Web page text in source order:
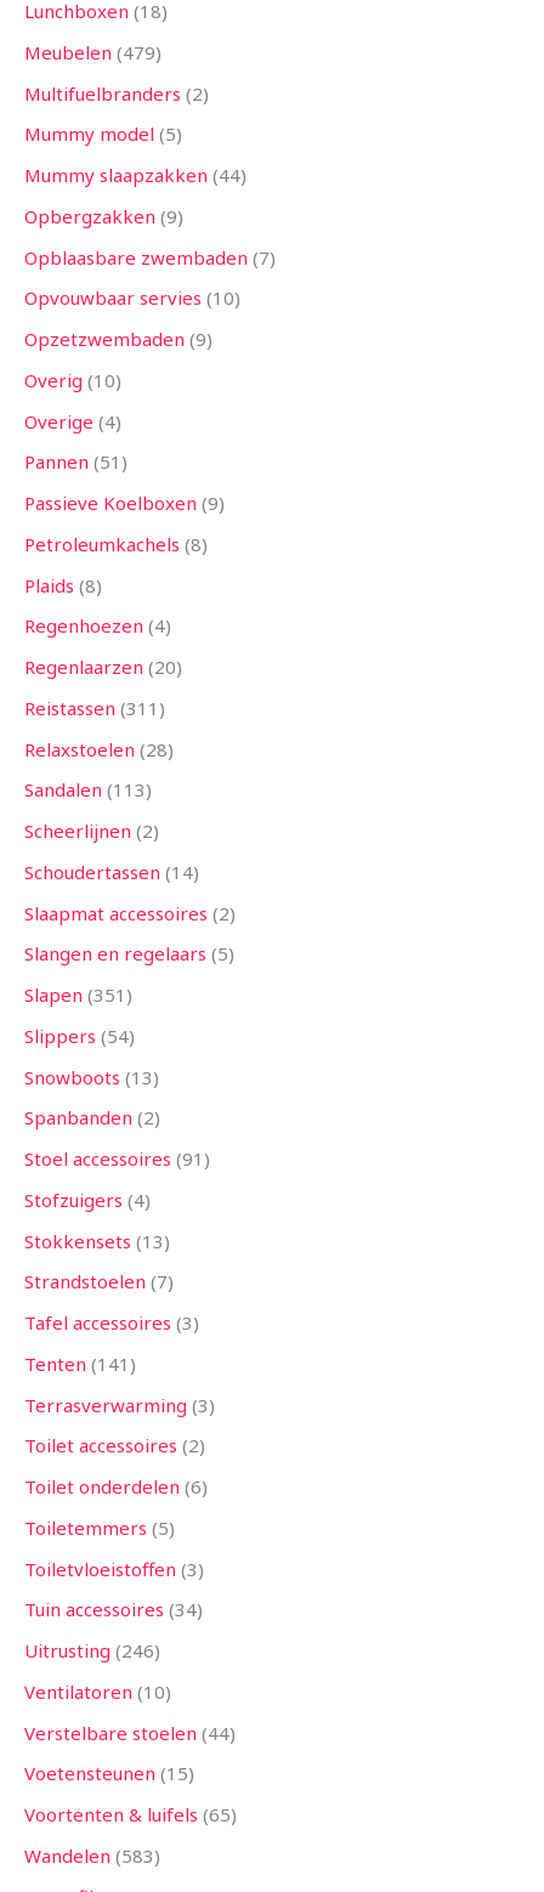
Lunchboxen 18
Meubelen 479
Multifuelbranders 2
Mummy model 5
Mummy slaapzakken 44
Opbergzakken 9
Opblaasbare zwembaden 7
Opvouwbaar servies 10
Opzetzwembaden 9
Overig 10
Overige 4
Pannen 51
Passieve Koelboxen 9
Petroleumkachels 8
Plaids 8
Regenhoezen 4
Regenlaarzen 20
Reistassen 311
Relaxstoelen 28
Sandalen 113
Scheerlijnen 2
Schoudertassen 14
Slaapmat accessoires 2
Slangen en regelaars 5
Slapen 351
Slippers 54
Snowboots 13
Spanbanden 2
Stoel accessoires 91
Stofzuigers 4
Stokkensets 13
Strandstoelen 7
Tafel accessoires 3
Tenten 141
Terrasverwarming 3
Toilet accessoires 2
Toilet onderdelen 6
Toiletemmers 5
Toiletvloeistoffen 3
Tuin accessoires 34
Uitrusting 246
Ventilatoren 10
Verstelbare stoelen 44
Voetensteunen 15
Voortenten & luifels 65
Wandelen 583